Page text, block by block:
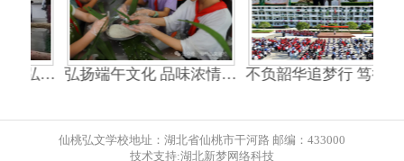
市弘… 弘扬端午文化 品味浓情… 不负韶华追梦行 笃行致
仙桃弘文学校地址：湖北省仙桃市干河路 邮编：433000
技术支持:湖北新梦网络科技